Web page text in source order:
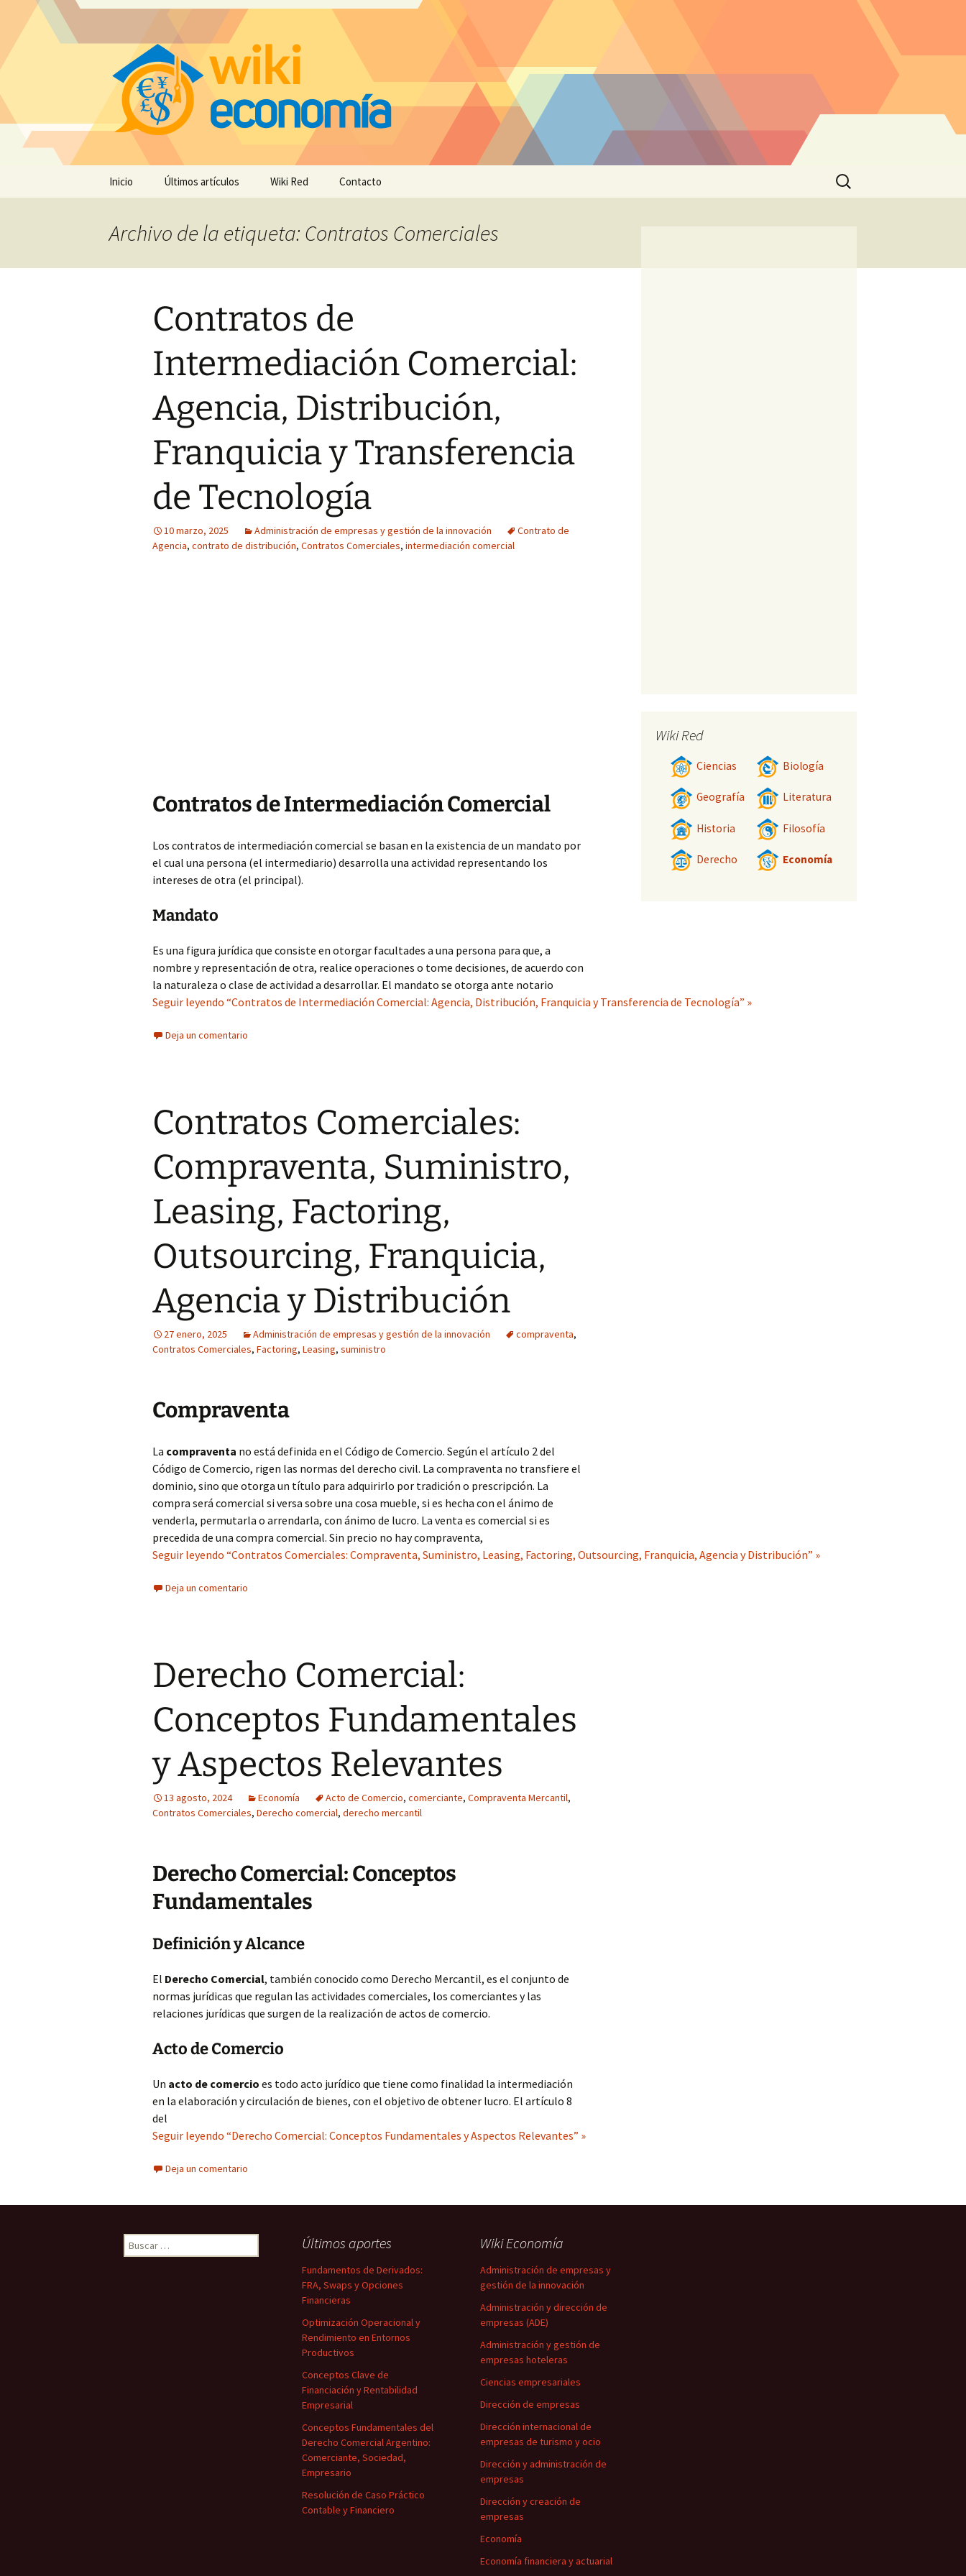
Inicio Últimos artículos Wiki Red Contacto
Buscar:
Archivo de la etiqueta: Contratos Comerciales
Contratos de
Intermediación Comercial:
Agencia, Distribución,
Franquicia y Transferencia
de Tecnología
10 marzo, 2025 Administración de empresas y gestión de la innovación
Contrato de
Agencia, contrato de distribución, Contratos Comerciales, intermediación comercial
Contratos de Intermediación Comercial
Los contratos de intermediación comercial se basan en la existencia de un mandato por
el cual una persona (el intermediario) desarrolla una actividad representando los
intereses de otra (el principal).
Mandato
Es una figura jurídica que consiste en otorgar facultades a una persona para que, a
nombre y representación de otra, realice operaciones o tome decisiones, de acuerdo con
la naturaleza o clase de actividad a desarrollar. El mandato se otorga ante notario
Seguir leyendo “Contratos de Intermediación Comercial: Agencia, Distribución, Franquicia y Transferencia de Tecnología” »
Deja un comentario
Contratos Comerciales:
Compraventa, Suministro,
Leasing, Factoring,
Outsourcing, Franquicia,
Agencia y Distribución
27 enero, 2025 Administración de empresas y gestión de la innovación compraventa,
Contratos Comerciales, Factoring, Leasing, suministro
Compraventa
La compraventa no está definida en el Código de Comercio. Según el artículo 2 del
Código de Comercio, rigen las normas del derecho civil. La compraventa no transfiere el
dominio, sino que otorga un título para adquirirlo por tradición o prescripción. La
compra será comercial si versa sobre una cosa mueble, si es hecha con el ánimo de
venderla, permutarla o arrendarla, con ánimo de lucro. La venta es comercial si es
precedida de una compra comercial. Sin precio no hay compraventa,
Seguir leyendo “Contratos Comerciales: Compraventa, Suministro, Leasing, Factoring, Outsourcing, Franquicia, Agencia y Distribución” »
Deja un comentario
Derecho Comercial:
Conceptos Fundamentales
y Aspectos Relevantes
13 agosto, 2024 Economía Acto de Comercio, comerciante, Compraventa Mercantil,
Contratos Comerciales, Derecho comercial, derecho mercantil
Derecho Comercial: Conceptos
Fundamentales
Definición y Alcance
El Derecho Comercial, también conocido como Derecho Mercantil, es el conjunto de
normas jurídicas que regulan las actividades comerciales, los comerciantes y las
relaciones jurídicas que surgen de la realización de actos de comercio.
Acto de Comercio
Un acto de comercio es todo acto jurídico que tiene como finalidad la intermediación
en la elaboración y circulación de bienes, con el objetivo de obtener lucro. El artículo 8
del
Seguir leyendo “Derecho Comercial: Conceptos Fundamentales y Aspectos Relevantes” »
Deja un comentario
Wiki Red
Ciencias Biología
Geografía Literatura
Historia Filosofía
Derecho Economía
Buscar: Últimos aportes
Fundamentos de Derivados:
FRA, Swaps y Opciones
Financieras
Optimización Operacional y
Rendimiento en Entornos
Productivos
Conceptos Clave de
Financiación y Rentabilidad
Empresarial
Conceptos Fundamentales del
Derecho Comercial Argentino:
Comerciante, Sociedad,
Empresario
Resolución de Caso Práctico
Contable y Financiero
Wiki Economía
Administración de empresas y
gestión de la innovación
Administración y dirección de
empresas (ADE)
Administración y gestión de
empresas hoteleras
Ciencias empresariales
Dirección de empresas
Dirección internacional de
empresas de turismo y ocio
Dirección y administración de
empresas
Dirección y creación de
empresas
Economía
Economía financiera y actuarial